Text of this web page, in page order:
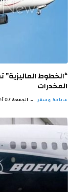
المخدرات
سياحة وسفر الجمعة 07 أغسطس 10:10 م